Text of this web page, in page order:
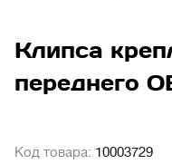
Клипса
переднего
Код товара: 10003729